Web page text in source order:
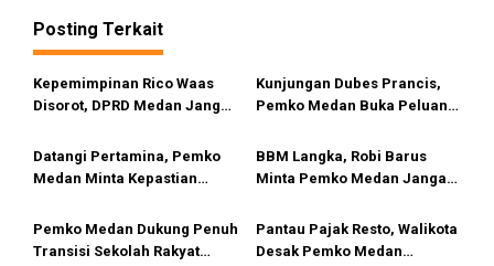
i
p
o
Posting Terkait
Kepemimpinan Rico Waas
Disorot, DPRD Medan Jangan
Kunjungan Dubes Prancis,
Pemko Medan Buka Peluang
Hingga Industri Kreatif
Datangi Pertamina, Pemko
Medan Minta Kepastian
BBM di SPBU
BBM Langka, Robi Barus
Minta Pemko Medan Jangan
Pemko Medan Dukung Penuh
Transisi Sekolah Rakyat
Pantau Pajak Resto, Walikota
Desak Pemko Medan